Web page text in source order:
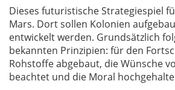
Dieses futuristische Strategiespiel
Mars. Dort sollen Kolonien
entwickelt werden. Grundsätzlich
bekannten Prinzipien: für den
Rohstoffe abgebaut, die Wünsche
beachtet und die Moral